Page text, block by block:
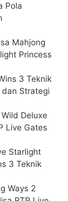
Pola
Mahjong
Princess
3 Teknik
dan Strategi
Deluxe
Live Gates
Starlight
3 Teknik
Ways 2